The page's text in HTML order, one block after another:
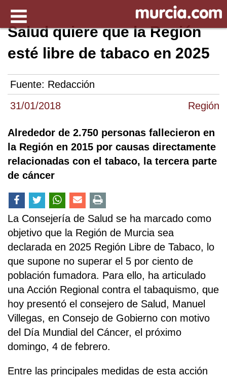
31/01/2018 Región
Salud quiere que la Región
esté libre de tabaco en 2025
Fuente: Redacción
Alrededor de 2.750 personas fallecieron en
la Región en 2015 por causas directamente
relacionadas con el tabaco, la tercera parte
de cáncer
La Consejería de Salud se ha marcado como
objetivo que la Región de Murcia sea
declarada en 2025 Región Libre de Tabaco, lo
que supone no superar el 5 por ciento de
población fumadora. Para ello, ha articulado
una Acción Regional contra el tabaquismo, que
hoy presentó el consejero de Salud, Manuel
Villegas, en Consejo de Gobierno con motivo
del Día Mundial del Cáncer, el próximo
domingo, 4 de febrero.
Entre las principales medidas de esta acción